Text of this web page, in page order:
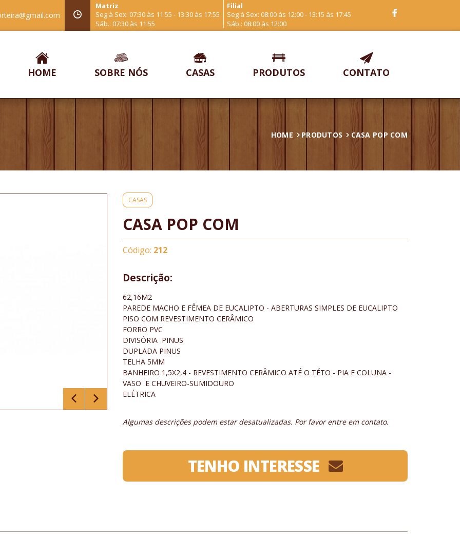
Matriz
Seg à Sex: 07:30 às 11:55 - 13:30 às 17:55
Sáb.: 07:30 às 11:55
Filial
Seg à Sex: 08:00 às 12:00 - 13:15 às 17:45
Sáb.: 08:00 às 12:00
HOME SOBRE NÓS CASAS PRODUTOS CONTATO
HOME PRODUTOS CASA POP COM
CASAS
CASA POP COM
Código: 212
Descrição:
62,16M2
PAREDE MACHO E FÊMEA DE EUCALIPTO - ABERTURAS SIMPLES DE EUCALIPTO
PISO COM REVESTIMENTO CERÂMICO
FORRO PVC
DIVISÓRIA PINUS
DUPLADA PINUS
TELHA 5MM
BANHEIRO 1,5X2,4 - REVESTIMENTO CERÂMICO ATÉ O TÉTO - PIA E COLUNA -
VASO E CHUVEIRO-SUMIDOURO
ELÉTRICA
Algumas descrições podem estar desatualizadas. Por favor entre em contato.
TENHO INTERESSE